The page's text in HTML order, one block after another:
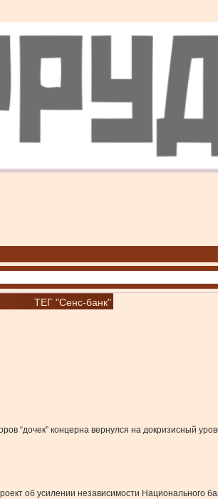
ТЕГ "Сенс-банк"
“дочек” концерна вернулся на докризисный
об усилении независимости Национального